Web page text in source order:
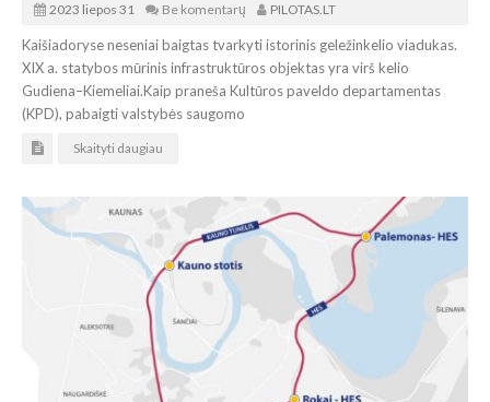
2023 liepos 31 Be komentarų PILOTAS.LT
Kaišiadoryse neseniai baigtas tvarkyti istorinis geležinkelio viadukas.
XIX a. statybos mūrinis infrastruktūros objektas yra virš kelio
Gudiena–Kiemeliai.Kaip praneša Kultūros paveldo departamentas
(KPD), pabaigti valstybės saugomo
Skaityti daugiau